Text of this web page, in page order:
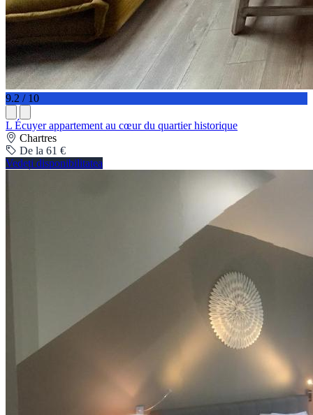
9.2 / 10
L Écuyer appartement au cœur du quartier historique
Chartres
De la 61 €
Vedeți disponibilitatea